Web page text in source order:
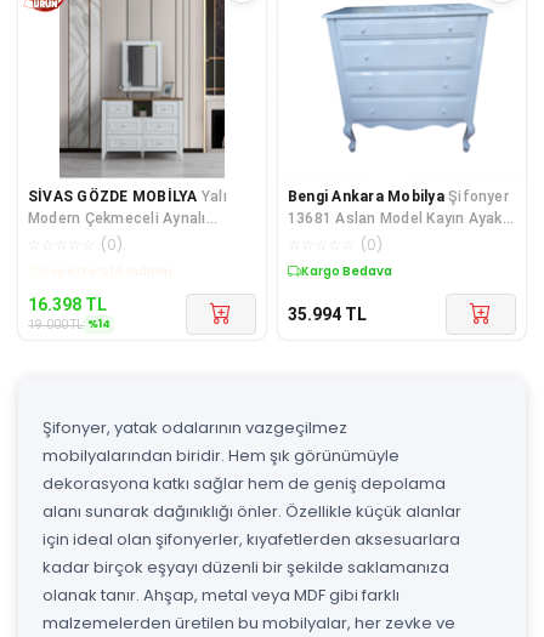
SİVAS GÖZDE MOBİLYA Yalı
Modern Çekmeceli Aynalı
Şifonyer 110*45*165
(0)
16.398 TL
19.000TL %14
Bengi Ankara Mobilya Şifonyer
13681 Aslan Model Kayın Ayak
Parlak Beyaz Natüre PORSELE
(0)
Kargo Bedava
35.994 TL
Şifonyer, yatak odalarının vazgeçilmez
mobilyalarından biridir. Hem şık görünümüyle
dekorasyona katkı sağlar hem de geniş depolama
alanı sunarak dağınıklığı önler. Özellikle küçük alanlar
için ideal olan şifonyerler, kıyafetlerden aksesuarlara
kadar birçok eşyayı düzenli bir şekilde saklamanıza
olanak tanır. Ahşap, metal veya MDF gibi farklı
malzemelerden üretilen bu mobilyalar, her zevke ve